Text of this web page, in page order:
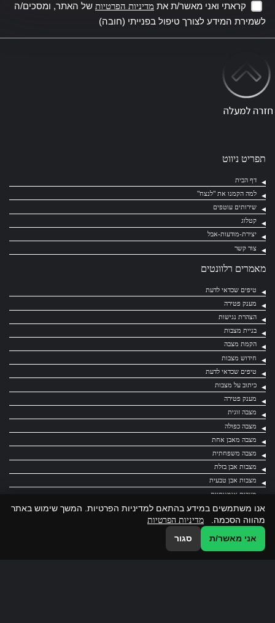
קראתי ואני מאשר/ת את מדיניות הפרטיות של האתר, ומסכים/ה
לשמירת המידע לצורך טיפול בפנייתי (חובה)
תפריט ניווט
דף הבית
למה הקמנו את "לנצח"
שירותים עוטפים
קטלוג
יצירת-מודעות-אבל
צור קשר
מאמרים רלוונטים
טיפים שכדאי לדעת
מענק פטירה
הצהרת נגישות
בניית מצבות
הקמת מצבה
חידוש מצבות
טיפים שכדאי לדעת
כיתוב על מצבות
מענק פטירה
מצבה זוגית
מצבה כפולה
מצבה מאבן אחת
מצבה משפחתית
מצבות אבן בזלת
מצבות אבן טבעית
מצבות אומנותיות
מצבות גרניט
מצבות קיר
אנו משתמשים במידע בהתאם למדיניות הפרטיות. המשך שימוש באתר
מהווה הסכמה. מדיניות הפרטיות
אני מאשר/ת סגור
*8179